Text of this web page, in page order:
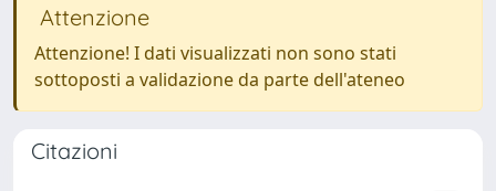
Attenzione
Attenzione! I dati visualizzati non sono stati
sottoposti a validazione da parte dell'ateneo
Citazioni